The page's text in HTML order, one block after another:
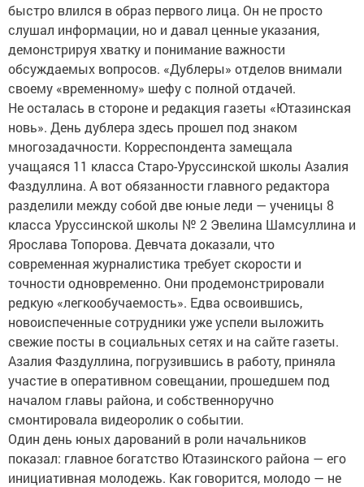
быстро влился в образ первого лица. Он не просто
слушал информации, но и давал ценные указания,
демонстрируя хватку и понимание важности
обсуждаемых вопросов. «Дублеры» отделов внимали
своему «временному» шефу с полной отдачей.
Не осталась в стороне и редакция газеты «Ютазинская
новь». День дублера здесь прошел под знаком
многозадачности. Корреспондента замещала
учащаяся 11 класса Старо-Уруссинской школы Азалия
Фаздуллина. А вот обязанности главного редактора
разделили между собой две юные леди — ученицы 8
класса Уруссинской школы № 2 Эвелина Шамсуллина и
Ярослава Топорова. Девчата доказали, что
современная журналистика требует скорости и
точности одновременно. Они продемонстрировали
редкую «легкообучаемость». Едва освоившись,
новоиспеченные сотрудники уже успели выложить
свежие посты в социальных сетях и на сайте газеты.
Азалия Фаздуллина, погрузившись в работу, приняла
участие в оперативном совещании, прошедшем под
началом главы района, и собственноручно
смонтировала видеоролик о событии.
Один день юных дарований в роли начальников
показал: главное богатство Ютазинского района — его
инициативная молодежь. Как говорится, молодо — не